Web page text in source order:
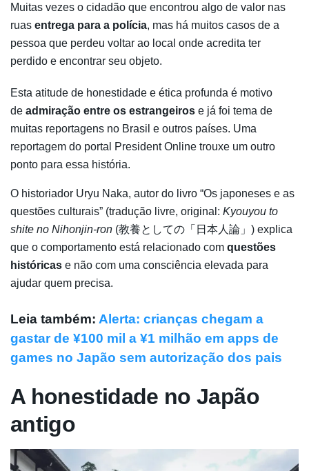
Muitas vezes o cidadão que encontrou algo de valor nas
ruas entrega para a polícia, mas há muitos casos de a
pessoa que perdeu voltar ao local onde acredita ter
perdido e encontrar seu objeto.
Esta atitude de honestidade e ética profunda é motivo
de admiração entre os estrangeiros e já foi tema de
muitas reportagens no Brasil e outros países. Uma
reportagem do portal President Online trouxe um outro
ponto para essa história.
O historiador Uryu Naka, autor do livro “Os japoneses e as
questões culturais” (tradução livre, original: Kyouyou to
shite no Nihonjin-ron (教養としての「日本人論」) explica
que o comportamento está relacionado com questões
históricas e não com uma consciência elevada para
ajudar quem precisa.
Leia também: Alerta: crianças chegam a
gastar de ¥100 mil a ¥1 milhão em apps de
games no Japão sem autorização dos pais
A honestidade no Japão
antigo